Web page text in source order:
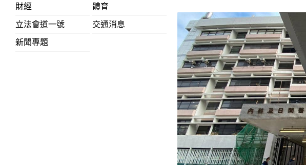
財經
體育
立法會道一號
交通消息
新聞專題